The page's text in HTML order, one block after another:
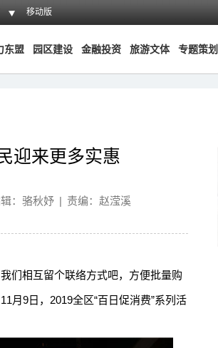
移动版
东盟 园区建设 金融投资 旅游文体 专题策划
迎来更多实惠
：骆秋妤 | 责编：赵滢溪
相互留个联络方式吧，方便批量购
月9日，2019全区“百日促消费”系列活